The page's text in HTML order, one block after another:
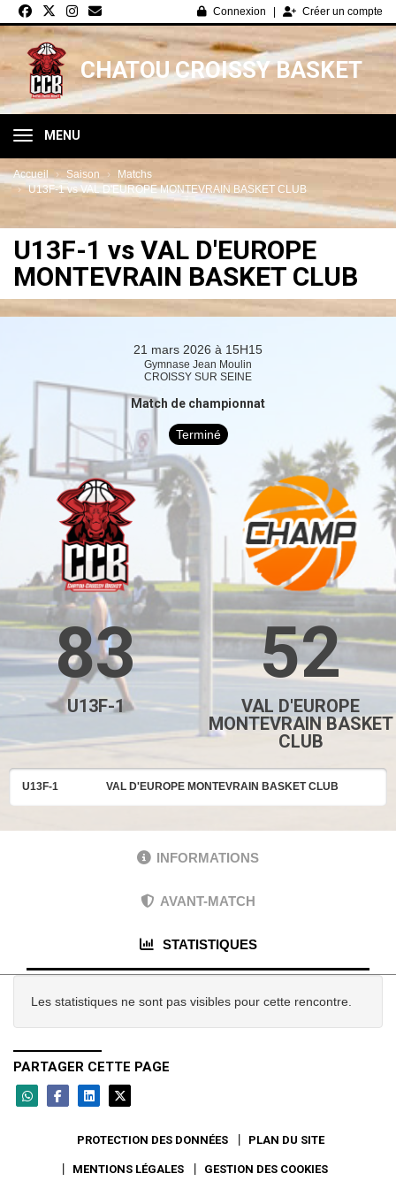
Connexion Créer un compte
CHATOU CROISSY BASKET
MENU
Accueil Saison
Matchs
U13F-1 vs VAL D'EUROPE MONTEVRAIN BASKET CLUB
U13F-1 vs VAL D'EUROPE
MONTEVRAIN BASKET CLUB
21 mars 2026 à 15H15
Gymnase Jean Moulin
CROISSY SUR SEINE
Match de championnat
Terminé
83 52
U13F-1
VAL D'EUROPE
MONTEVRAIN BASKET
CLUB
U13F-1 VAL D'EUROPE MONTEVRAIN BASKET CLUB
INFORMATIONS
AVANT-MATCH
STATISTIQUES
Les statistiques ne sont pas visibles pour cette rencontre.
PARTAGER CETTE PAGE
PROTECTION DES DONNÉES PLAN DU SITE
MENTIONS LÉGALES GESTION DES COOKIES
Panneau de gestion des cookies